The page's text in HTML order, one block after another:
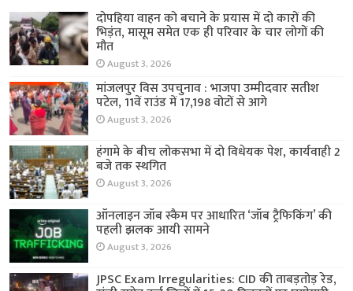
दोपहिया वाहन को बचाने के प्रयास में दो कारों की
भिड़ंत, मासूम समेत एक ही परिवार के चार लोगों की
मौत
August 3, 2026
मांजलपुर विस उपचुनाव : भाजपा उम्मीदवार सतीश
पटेल, 11वें राउंड में 17,198 वोटों से आगे
August 3, 2026
हंगामे के बीच लोकसभा में दो विधेयक पेश, कार्यवाही 2
बजे तक स्थगित
August 3, 2026
ऑनलाइन जॉब स्कैम पर आधारित ‘जॉब ट्रैफिकिंग’ की
पहली झलक आयी सामने
August 3, 2026
JPSC Exam Irregularities: CID की ताबड़तोड़ रेड,